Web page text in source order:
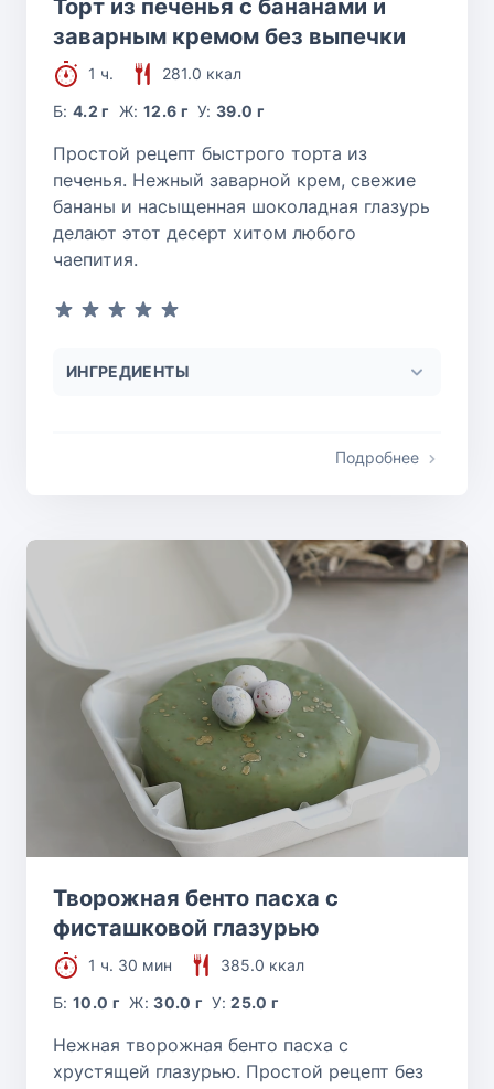
Торт из печенья с бананами и
заварным кремом без выпечки
1 ч.
281.0 ккал
Б:4.2 г Ж: 12.6 г У:39.0 г
Простой рецепт быстрого торта из
печенья. Нежный заварной крем, свежие
бананы и насыщенная шоколадная глазурь
делают этот десерт хитом любого
чаепития.
ИНГРЕДИЕНТЫ
Подробнее
Творожная бенто пасха с
фисташковой глазурью
1 ч. 30 мин
385.0 ккал
Б:10.0 г Ж:30.0 г У:25.0 г
Нежная творожная бенто пасха с
хрустящей глазурью. Простой рецепт без